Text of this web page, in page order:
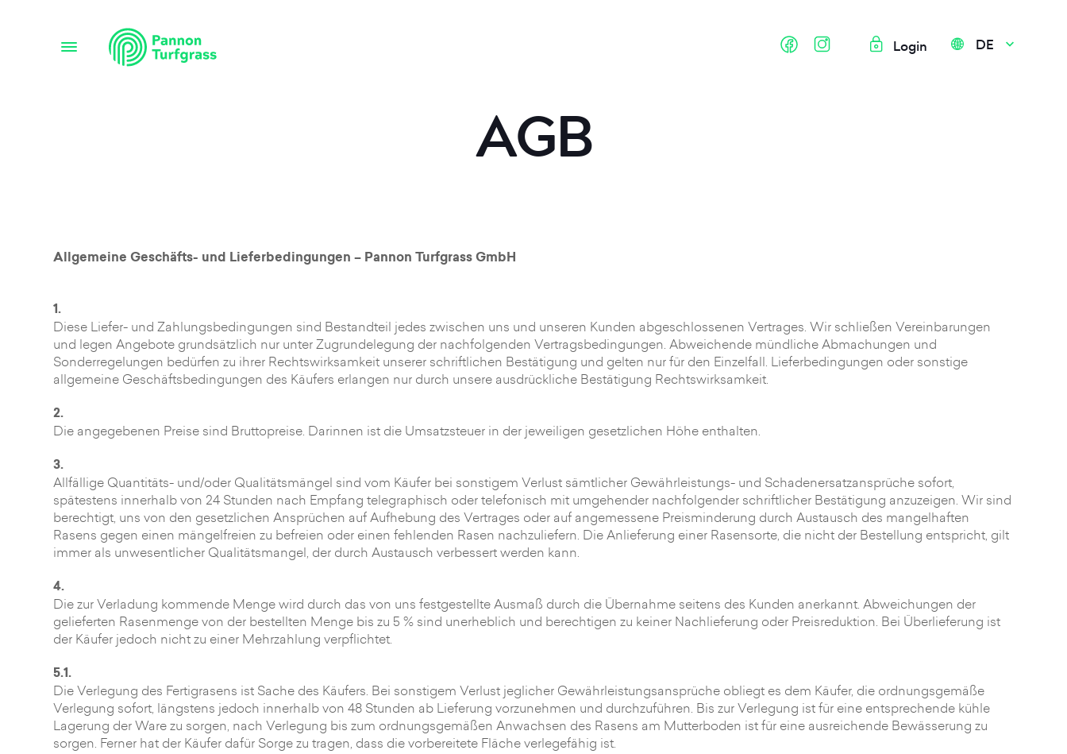
DE
Login
AGB
Allgemeine Geschäfts- und Lieferbedingungen – Pannon Turfgrass GmbH
1.
Diese Liefer- und Zahlungsbedingungen sind Bestandteil jedes zwischen uns und unseren Kunden abgeschlossenen Vertrages. Wir schließen Vereinbarungen
und legen Angebote grundsätzlich nur unter Zugrundelegung der nachfolgenden Vertragsbedingungen. Abweichende mündliche Abmachungen und
Sonderregelungen bedürfen zu ihrer Rechtswirksamkeit unserer schriftlichen Bestätigung und gelten nur für den Einzelfall. Lieferbedingungen oder sonstige
allgemeine Geschäftsbedingungen des Käufers erlangen nur durch unsere ausdrückliche Bestätigung Rechtswirksamkeit.
2.
Die angegebenen Preise sind Bruttopreise. Darinnen ist die Umsatzsteuer in der jeweiligen gesetzlichen Höhe enthalten.
3.
Allfällige Quantitäts- und/oder Qualitätsmängel sind vom Käufer bei sonstigem Verlust sämtlicher Gewährleistungs- und Schadenersatzansprüche sofort,
spätestens innerhalb von 24 Stunden nach Empfang telegraphisch oder telefonisch mit umgehender nachfolgender schriftlicher Bestätigung anzuzeigen. Wir sind
berechtigt, uns von den gesetzlichen Ansprüchen auf Aufhebung des Vertrages oder auf angemessene Preisminderung durch Austausch des mangelhaften
Rasens gegen einen mängelfreien zu befreien oder einen fehlenden Rasen nachzuliefern. Die Anlieferung einer Rasensorte, die nicht der Bestellung entspricht, gilt
immer als unwesentlicher Qualitätsmangel, der durch Austausch verbessert werden kann.
4.
Die zur Verladung kommende Menge wird durch das von uns festgestellte Ausmaß durch die Übernahme seitens des Kunden anerkannt. Abweichungen der
gelieferten Rasenmenge von der bestellten Menge bis zu 5 % sind unerheblich und berechtigen zu keiner Nachlieferung oder Preisreduktion. Bei Überlieferung ist
der Käufer jedoch nicht zu einer Mehrzahlung verpflichtet.
5.1.
Die Verlegung des Fertigrasens ist Sache des Käufers. Bei sonstigem Verlust jeglicher Gewährleistungsansprüche obliegt es dem Käufer, die ordnungsgemäße
Verlegung sofort, längstens jedoch innerhalb von 48 Stunden ab Lieferung vorzunehmen und durchzuführen. Bis zur Verlegung ist für eine entsprechende kühle
Lagerung der Ware zu sorgen, nach Verlegung bis zum ordnungsgemäßen Anwachsen des Rasens am Mutterboden ist für eine ausreichende Bewässerung zu
sorgen. Ferner hat der Käufer dafür Sorge zu tragen, dass die vorbereitete Fläche verlegefähig ist.